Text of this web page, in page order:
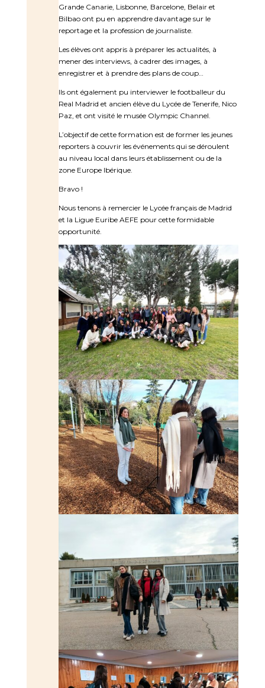
Grande Canarie, Lisbonne, Barcelone, Belair et
Bilbao ont pu en apprendre davantage sur le
reportage et la profession de journaliste.
Les élèves ont appris à préparer les actualités, à
mener des interviews, à cadrer des images, à
enregistrer et à prendre des plans de coup…
Ils ont également pu interviewer le footballeur du
Real Madrid et ancien élève du Lycée de Tenerife, Nico
Paz, et ont visité le musée Olympic Channel.
L’objectif de cette formation est de former les jeunes
reporters à couvrir les événements qui se déroulent
au niveau local dans leurs établissement ou de la
zone Europe Ibérique.
Bravo !
Nous tenons à remercier le Lycée français de Madrid
et la Ligue Euribe AEFE pour cette formidable
opportunité.